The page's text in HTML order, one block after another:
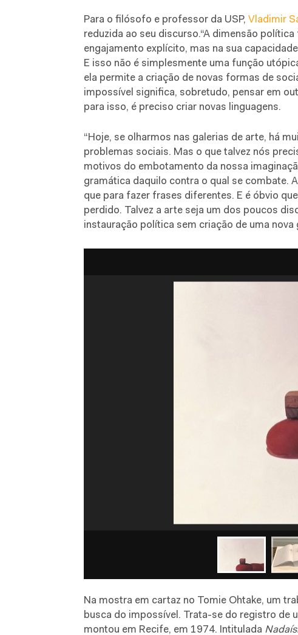
Para o filósofo e professor da USP, Vladimir
reduzida ao seu discurso.“A dimensão
engajamento explícito, mas na sua
E isso não é simplesmente uma função
ela permite a criação de novas formas de
impossível significa, sobretudo, pensar em
para isso, é preciso criar novas linguagens.
“Hoje, se olharmos nas galerias de arte, há
problemas sociais. Mas o que talvez nós
motivos do embotamento da nossa
gramática daquilo contra o qual se combate.
que para fazer frases diferentes. E é óbvio
perdido. Talvez a arte seja um dos poucos
instauração política sem criação de uma nova
Na mostra em cartaz no Tomie Ohtake, um
busca do impossível. Trata-se do registro de
montou em Recife, em 1974. Intitulada